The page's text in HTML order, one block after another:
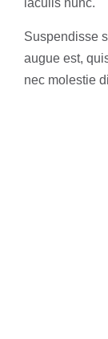
iaculis nunc.
Suspendisse
augue est,
nec molestie